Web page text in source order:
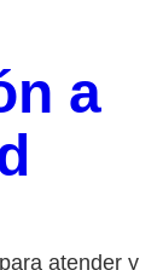
a
atender y